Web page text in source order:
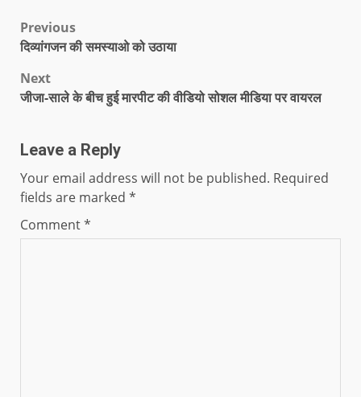
Previous
दिव्यांगजन की समस्याओ को उठाया
Next
जीजा-साले के बीच हुई मारपीट की वीडियो सोशल मीडिया पर वायरल
Leave a Reply
Your email address will not be published. Required
fields are marked *
Comment*